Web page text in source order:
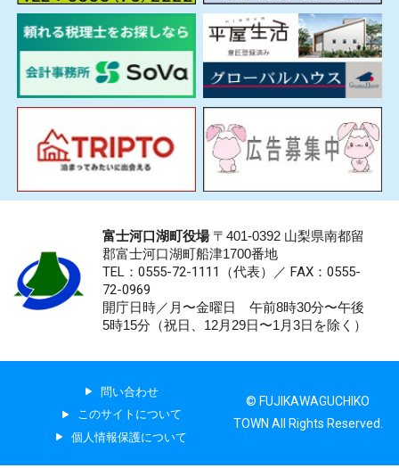
富士河口湖町役場〒401-0392 山梨県南都留
郡富士河口湖町船津1700番地
TEL：0555-72-1111 （代表）／ FAX：0555-
72-0969
開庁日時／月〜金曜日 午前8時30分〜午後
5時15分（祝日、12月29日〜1月3日を除く）
問い合わせ
このサイトについて
個人情報保護について
© FUJIKAWAGUCHIKO
TOWN All Rights Reserved.